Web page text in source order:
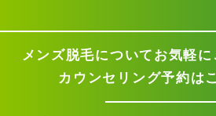
メンズ脱毛についてお気軽に
カウンセリング予約は